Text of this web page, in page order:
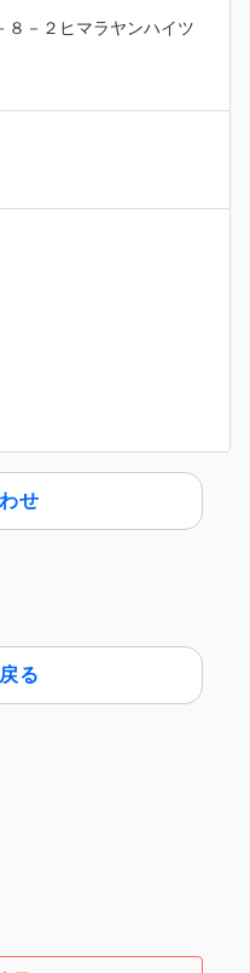
８－２ヒマラヤンハイツ
せ
る